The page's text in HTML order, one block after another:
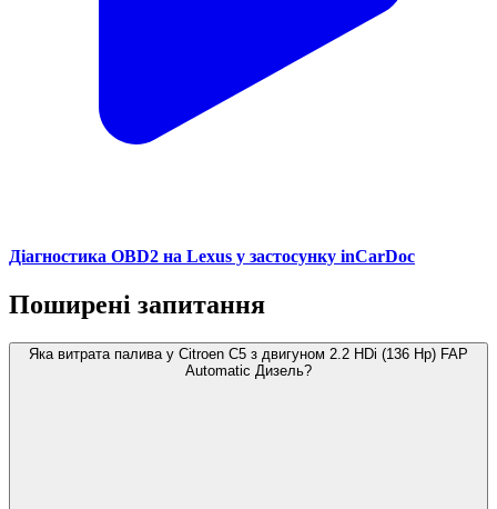
Діагностика OBD2 на Lexus у застосунку inCarDoc
Поширені запитання
Яка витрата палива у Citroen C5 з двигуном 2.2 HDi (136 Hp) FAP
Automatic Дизель?